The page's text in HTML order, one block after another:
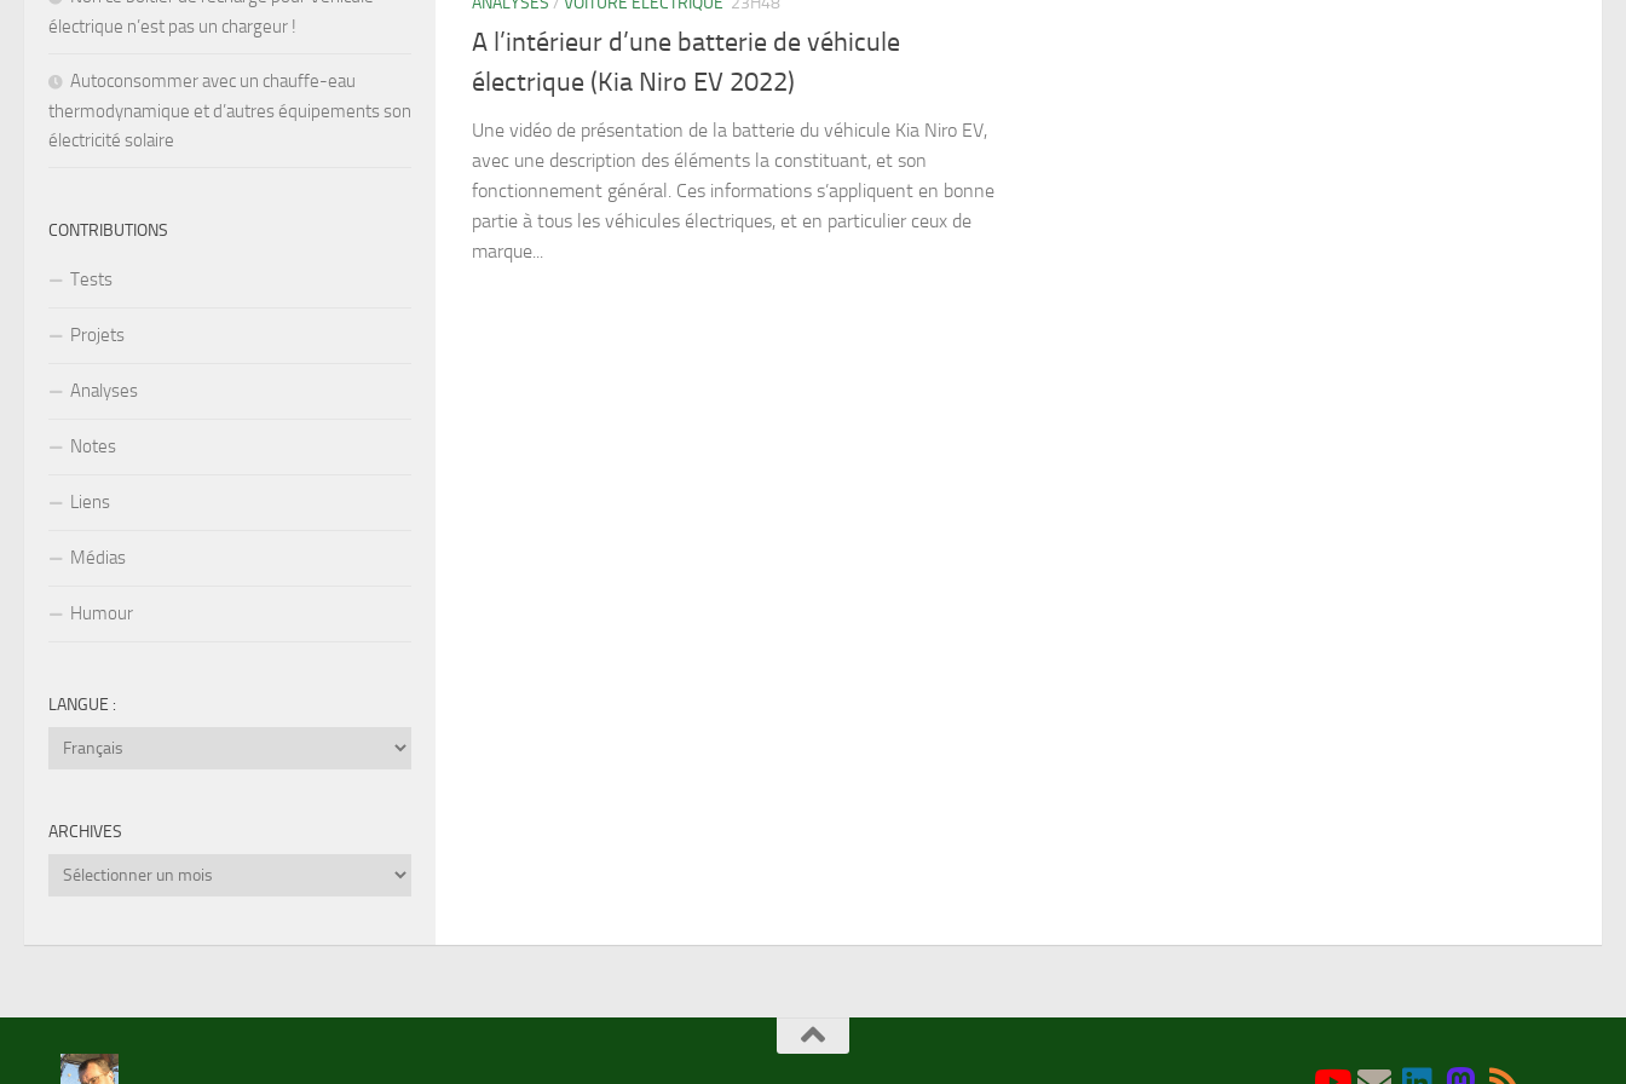
A l’intérieur d’une batterie de véhicule
électrique (Kia Niro EV 2022)
Une vidéo de présentation de la batterie du véhicule Kia Niro EV,
avec une description des éléments la constituant, et son
fonctionnement général. Ces informations s’appliquent en bonne
partie à tous les véhicules électriques, et en particulier ceux de
marque...
électrique n’est pas un chargeur !
Autoconsommer avec un chauffe-eau
thermodynamique et d’autres équipements son
électricité solaire
CONTRIBUTIONS
Tests
Projets
Analyses
Notes
Liens
Médias
Humour
LANGUE :
ARCHIVES
Archives